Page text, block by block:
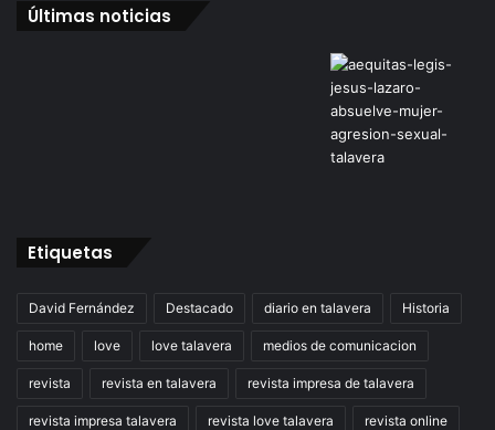
Últimas noticias
Etiquetas
David Fernández Destacado diario en talavera Historia
home love love talavera medios de comunicacion
revista revista en talavera revista impresa de talavera
revista impresa talavera revista love talavera revista online